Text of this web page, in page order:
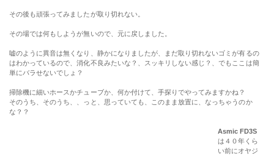
その後も頑張ってみましたが取り切れない。
その場では何もしようが無いので、元に戻しました。
嘘のように異音は無くなり、静かになりましたが、まだ取り切れないゴミが有るの
はわかっているので、消化不良みたいな？、スッキリしない感じ？、でもここは簡
単にバラせないでしょ？
掃除機に細いホースかチューブか、何か付けて、手探りでやってみますかね？
そのうち、そのうち、、っと、思っていても、このまま放置に、なっちゃうのか
な？？
Asmic FD3S
は４０年くら
い前にオヤジ